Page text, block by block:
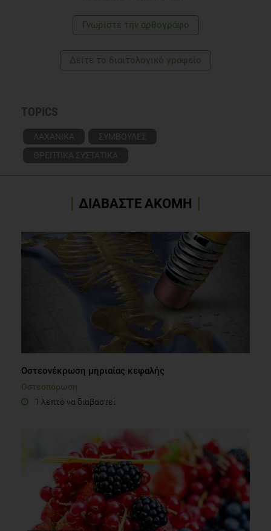
Γνωρίστε την αρθογράφο
Δείτε το διαιτολογικό γραφείο
TOPICS
ΛΑΧΑΝΙΚΑ
ΣΥΜΒΟΥΛΕΣ
ΘΡΕΠΤΙΚΑ ΣΥΣΤΑΤΙΚΑ
ΔΙΑΒΑΣΤΕ ΑΚΟΜΗ
Οστεονέκρωση μηριαίας κεφαλής
Οστεοπόρωση
1 λεπτό να διαβαστεί